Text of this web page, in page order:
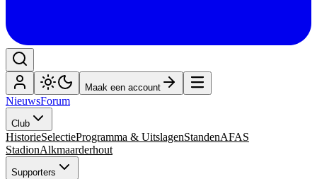
Maak een account
NieuwsForum
Club
HistorieSelectieProgramma & UitslagenStandenAFAS
StadionAlkmaarderhout
Supporters